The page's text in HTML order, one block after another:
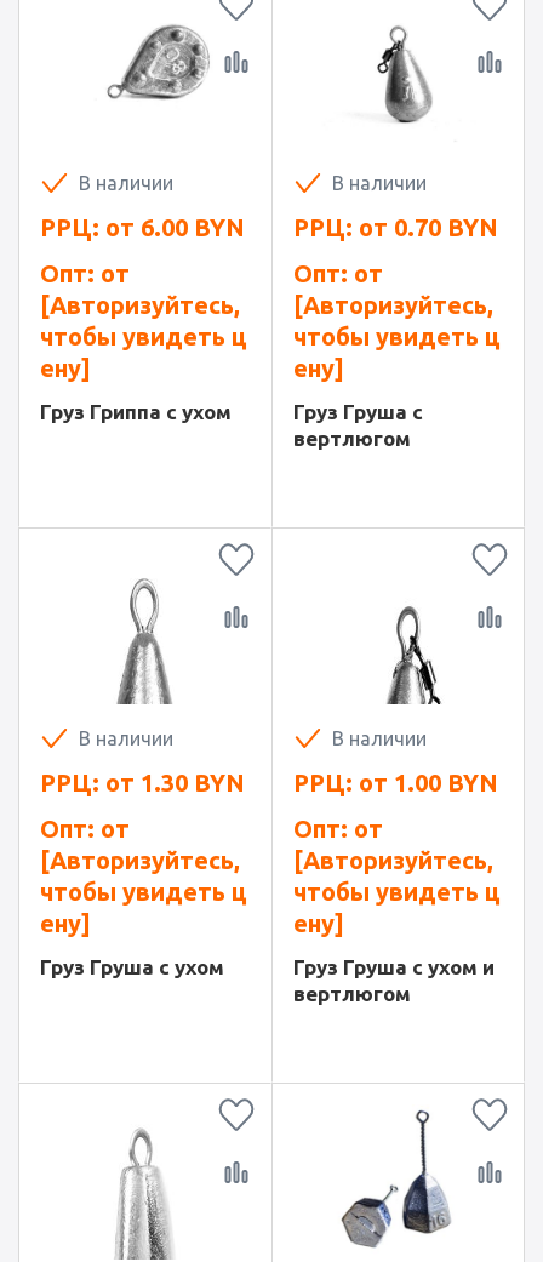
В наличии
РРЦ: от 6.00 BYN
Опт: от
[Авторизуйтесь,
чтобы увидеть ц
ену]
Груз Гриппа с ухом
В наличии
РРЦ: от 0.70 BYN
Опт: от
[Авторизуйтесь,
чтобы увидеть ц
ену]
Груз Груша с
вертлюгом
В наличии
РРЦ: от 1.30 BYN
Опт: от
[Авторизуйтесь,
чтобы увидеть ц
ену]
Груз Груша с ухом
В наличии
РРЦ: от 1.00 BYN
Опт: от
[Авторизуйтесь,
чтобы увидеть ц
ену]
Груз Груша с ухом и
вертлюгом